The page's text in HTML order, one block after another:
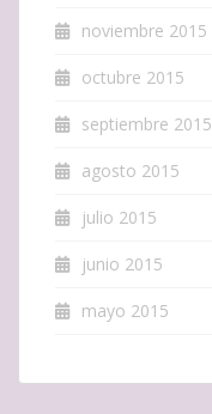
noviembre 2015
octubre 2015
septiembre 2015
agosto 2015
julio 2015
junio 2015
mayo 2015